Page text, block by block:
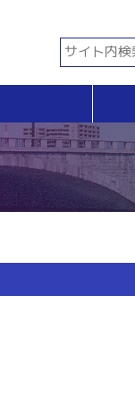
＆Ａ
無料相談窓口）
融資相談（無料窓口
成セミナー
ラリー
共済等
生命共済制度「
小規模企業共済
火災共済
国民年金基金
イベ
検定
貿易関
電子証
【受付